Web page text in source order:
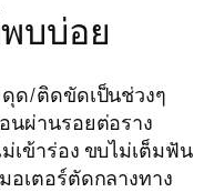
บบ่อย
ด/ติดขัดเป็นช่วงๆ
นผ่านรอยต่อราง
เข้าร่อง ขบไม่เต็มฟัน
อเตอร์ตัดกลางทาง